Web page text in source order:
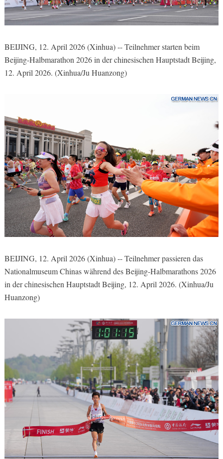
BEIJING, 12. April 2026 (Xinhua) -- Teilnehmer starten beim
Beijing-Halbmarathon 2026 in der chinesischen Hauptstadt Beijing,
12. April 2026. (Xinhua/Ju Huanzong)
BEIJING, 12. April 2026 (Xinhua) -- Teilnehmer passieren das
Nationalmuseum Chinas während des Beijing-Halbmarathons 2026
in der chinesischen Hauptstadt Beijing, 12. April 2026. (Xinhua/Ju
Huanzong)